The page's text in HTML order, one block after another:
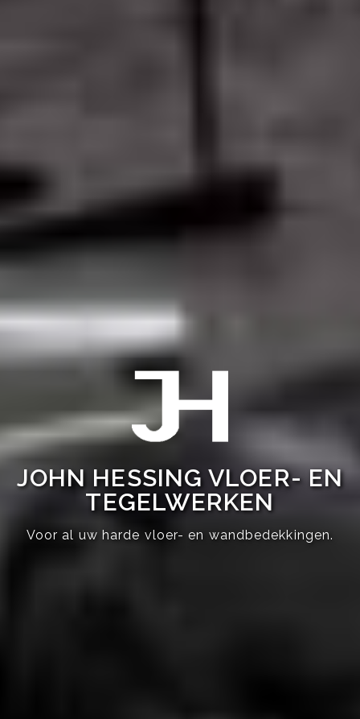
JOHN HESSING VLOER- EN
TEGELWERKEN
Voor al uw harde vloer- en wandbedekkingen.